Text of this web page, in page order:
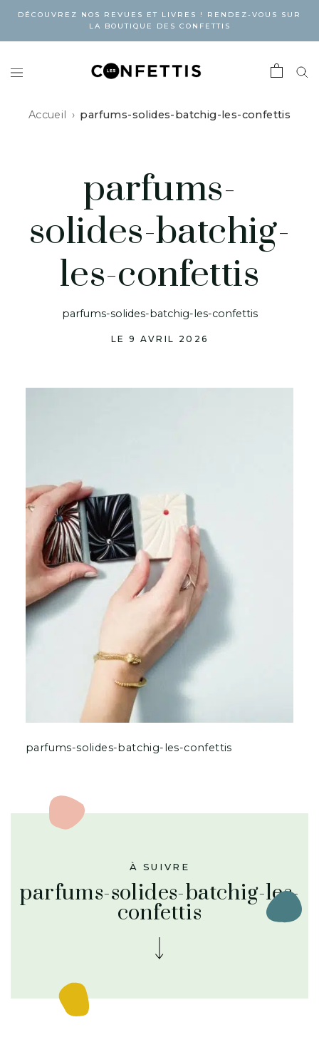
DÉCOUVREZ NOS REVUES ET LIVRES ! RENDEZ-VOUS SUR
LA BOUTIQUE DES CONFETTIS
Accueil parfums-solides-batchig-les-confettis
parfums-
solides-batchig-
les-confettis
parfums-solides-batchig-les-confettis
LE 9 AVRIL 2026
parfums-solides-batchig-les-confettis
À SUIVRE
parfums-solides-batchig-les-
confettis